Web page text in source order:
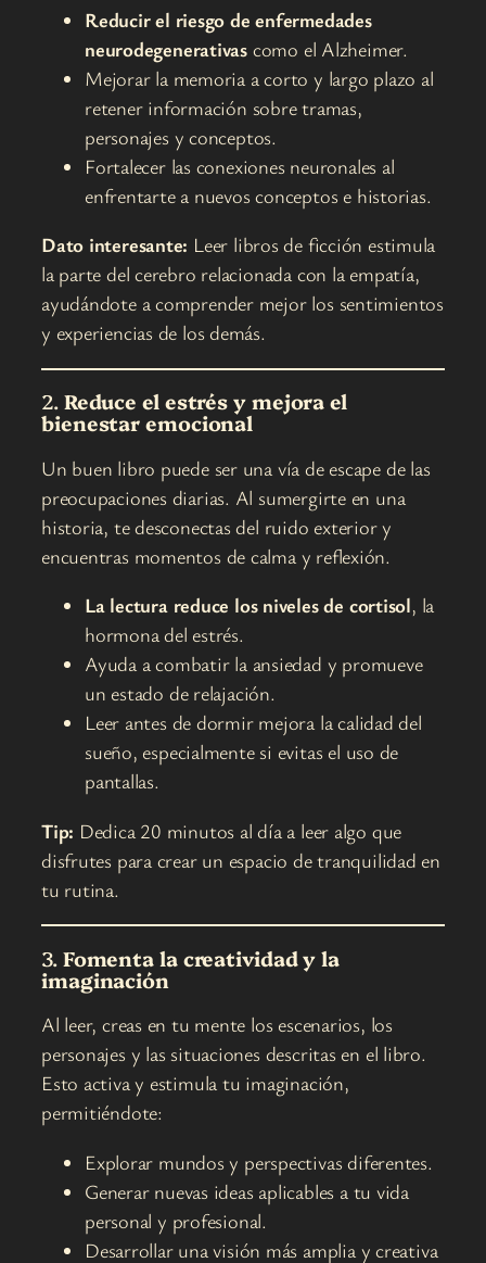
Reducir el riesgo de enfermedades
neurodegenerativas como el Alzheimer.
Mejorar la memoria a corto y largo plazo al
retener información sobre tramas,
personajes y conceptos.
Fortalecer las conexiones neuronales al
enfrentarte a nuevos conceptos e historias.
Dato interesante: Leer libros de ficción estimula
la parte del cerebro relacionada con la empatía,
ayudándote a comprender mejor los sentimientos
y experiencias de los demás.
2.Reduce el estrés y mejora el
bienestar emocional
Un buen libro puede ser una vía de escape de las
preocupaciones diarias. Al sumergirte en una
historia, te desconectas del ruido exterior y
encuentras momentos de calma y reflexión.
La lectura reduce los niveles de cortisol, la
hormona del estrés.
Ayuda a combatir la ansiedad y promueve
un estado de relajación.
Leer antes de dormir mejora la calidad del
sueño, especialmente si evitas el uso de
pantallas.
Tip: Dedica 20 minutos al día a leer algo que
disfrutes para crear un espacio de tranquilidad en
tu rutina.
3.Fomenta la creatividad y la
imaginación
Al leer, creas en tu mente los escenarios, los
personajes y las situaciones descritas en el libro.
Esto activa y estimula tu imaginación,
permitiéndote:
Explorar mundos y perspectivas diferentes.
Generar nuevas ideas aplicables a tu vida
personal y profesional.
Desarrollar una visión más amplia y creativa